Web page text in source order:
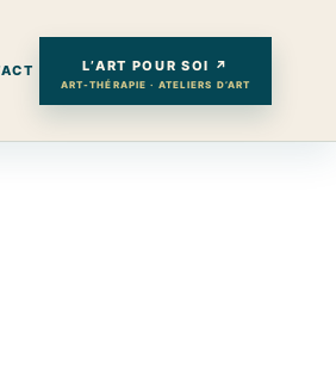
L’ART POUR SOI ↗
ART-THÉRAPIE · ATELIERS D’ART